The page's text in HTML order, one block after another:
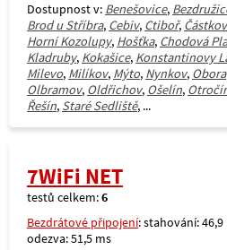
Dostupnost v: Benešovice,
Brod u Stříbra, Cebiv, Ctiboř, Částkov
Horní Kozolupy, Hošťka, Chodová
Kladruby, Kokašice, Konstantinovy
Milevo, Milíkov, Mýto, Nynkov, Obora
Olbramov, Oldřichov, Ošelín,
Řešín, Staré Sedliště, ...
7WiFi NET
testů celkem:6
Bezdrátové připojení: stahování:
odezva: 51,5 ms